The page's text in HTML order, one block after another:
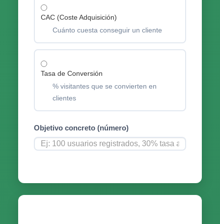
CAC (Coste Adquisición)
Cuánto cuesta conseguir un cliente
Tasa de Conversión
% visitantes que se convierten en
clientes
Objetivo concreto (número)